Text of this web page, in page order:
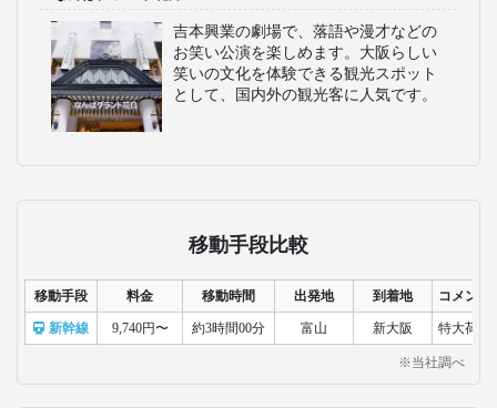
吉本興業の劇場で、落語や漫才などの
お笑い公演を楽しめます。大阪らしい
笑いの文化を体験できる観光スポット
として、国内外の観光客に人気です。
移動手段比較
移動手段 料金 移動時間 出発地 到着地 コメント
新幹線 9,740円〜 約3時間00分 富山 新大阪 特大荷物
※当社調べ